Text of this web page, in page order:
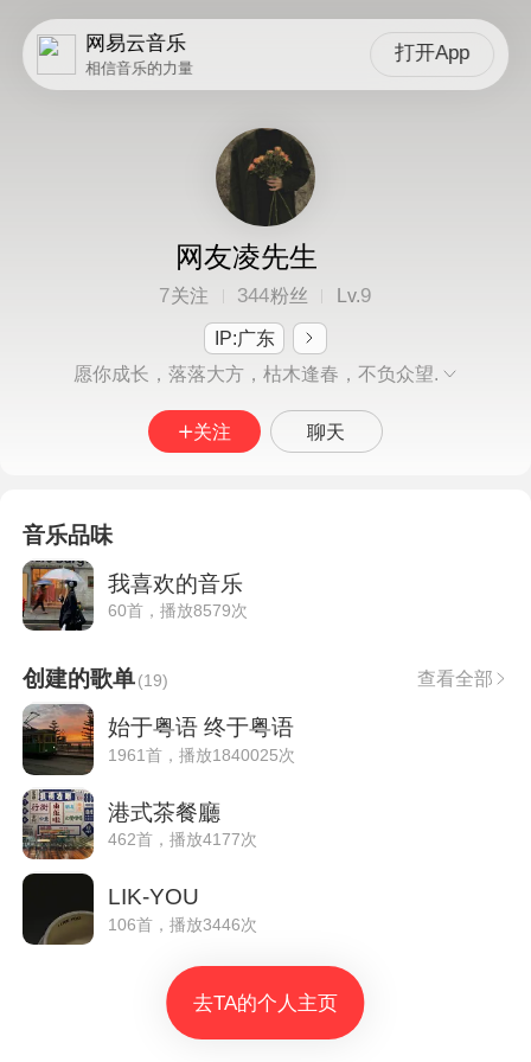
网易云音乐
相信音乐的力量
打开App
网友凌先生
7关注 344粉丝 Lv.9
IP:广东
愿你成长，落落大方，枯木逢春，不负众望.
关注 聊天
音乐品味
我喜欢的音乐
60首，播放8579次
创建的歌单(19) 查看全部
始于粤语 终于粤语
1961首，播放1840025次
港式茶餐廳
462首，播放4177次
LIK-YOU
106首，播放3446次
去TA的个人主页